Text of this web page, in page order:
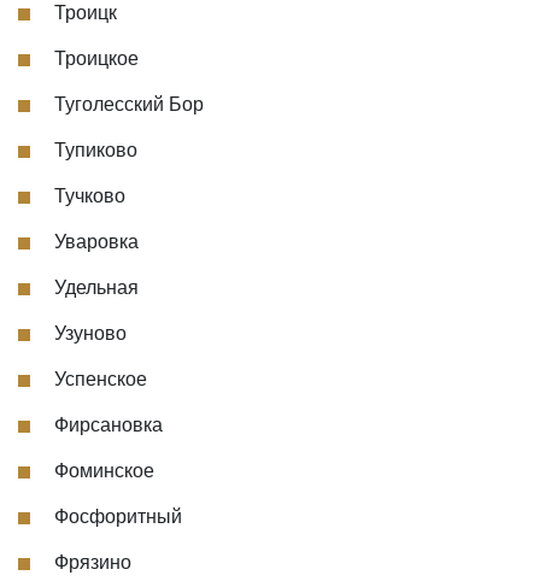
Троицк
Троицкое
Туголесский Бор
Тупиково
Тучково
Уваровка
Удельная
Узуново
Успенское
Фирсановка
Фоминское
Фосфоритный
Фрязино